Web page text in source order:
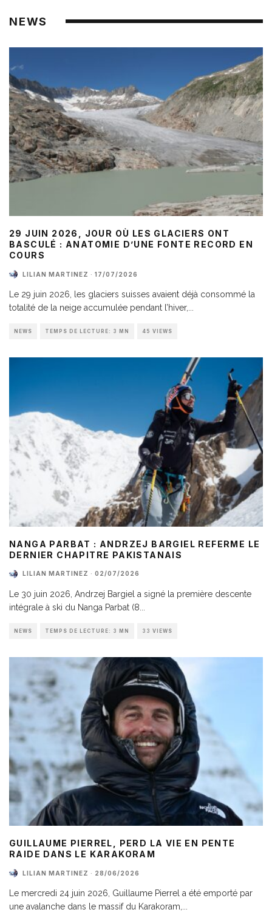
NEWS
29 JUIN 2026, JOUR OÙ LES GLACIERS ONT
BASCULÉ : ANATOMIE D’UNE FONTE RECORD EN
COURS
LILIAN MARTINEZ · 17/07/2026
Le 29 juin 2026, les glaciers suisses avaient déjà consommé la
totalité de la neige accumulée pendant l’hiver,
NEWS TEMPS DE LECTURE: 3 MN 45 VIEWS
NANGA PARBAT : ANDRZEJ BARGIEL REFERME LE
DERNIER CHAPITRE PAKISTANAIS
LILIAN MARTINEZ · 02/07/2026
Le 30 juin 2026, Andrzej Bargiel a signé la première descente
intégrale à ski du Nanga Parbat (8
NEWS TEMPS DE LECTURE: 3 MN 33 VIEWS
GUILLAUME PIERREL, PERD LA VIE EN PENTE
RAIDE DANS LE KARAKORAM
LILIAN MARTINEZ · 28/06/2026
Le mercredi 24 juin 2026, Guillaume Pierrel a été emporté par
une avalanche dans le massif du Karakoram,...